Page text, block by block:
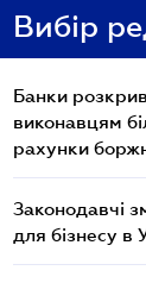
Вибір
Банки
виконавцям
рахунки
Законодавчі
для бізнесу в